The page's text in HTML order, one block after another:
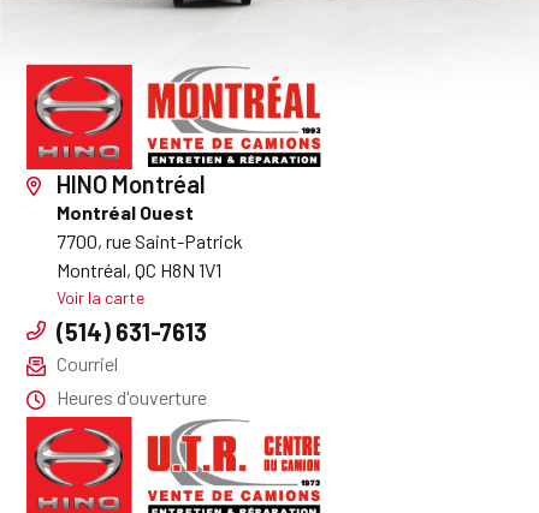
HINO Montréal
Montréal Ouest
7700, rue Saint-Patrick
Montréal, QC H8N 1V1
Voir la carte
(514) 631-7613
Courriel
Heures d'ouverture